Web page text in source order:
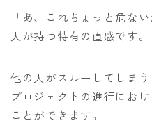
「あ、これちょっと危な
人が持つ特有の直感です。
他の人がスルーしてしま
プロジェクトの進行にお
ことができます。